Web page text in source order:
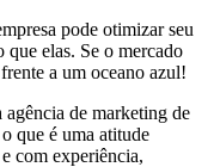
pode otimizar seu
que elas. Se o mercado
a um oceano azul!
de marketing de
que é uma atitude
com experiência,